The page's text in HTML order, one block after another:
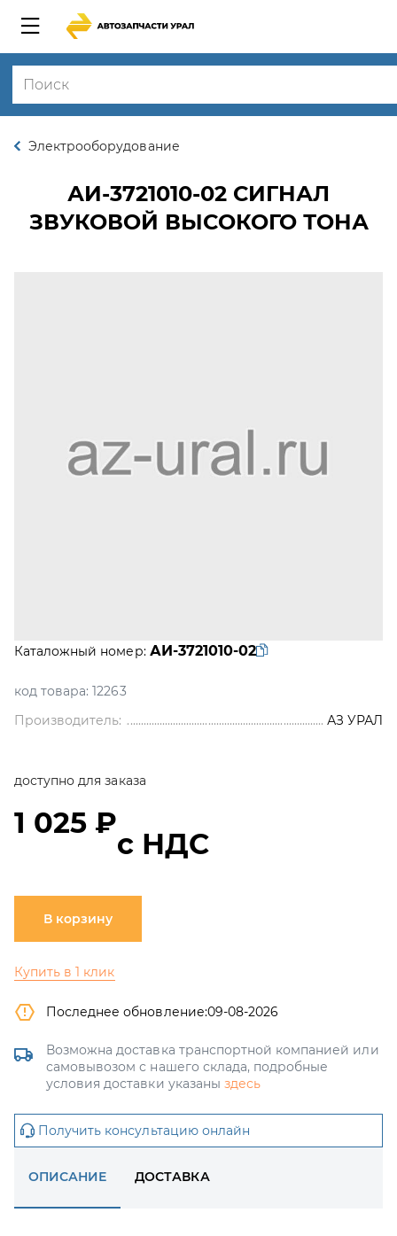
Электрооборудование
АИ-3721010-02 СИГНАЛ
ЗВУКОВОЙ ВЫСОКОГО ТОНА
Каталожный номер: АИ-3721010-02
код товара: 12263
Производитель:
АЗ УРАЛ
доступно для заказа
1 025 ₽
с НДС
В корзину
Купить в 1 клик
Последнее обновление:09-08-2026
Возможна доставка транспортной компанией или
самовывозом с нашего склада, подробные
условия доставки указаны здесь
Получить консультацию онлайн
ОПИСАНИЕ ДОСТАВКА